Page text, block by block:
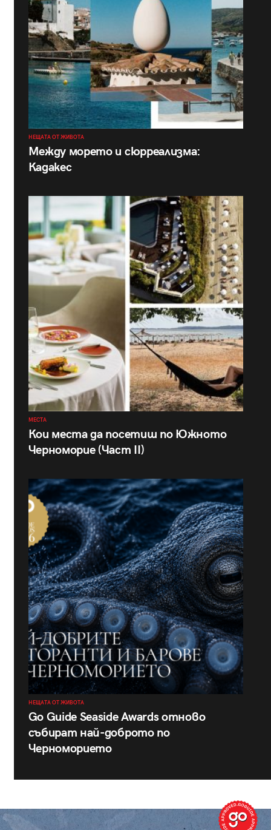
НЕЩАТА ОТ ЖИВОТА
Между морето и сюрреализма:
Кадакес
МЕСТА
Кои места да посетиш по Южното
Черноморие (Част II)
НЕЩАТА ОТ ЖИВОТА
Go Guide Seaside Awards отново
събират най-доброто по
Черноморието